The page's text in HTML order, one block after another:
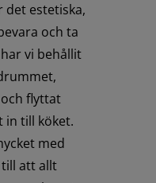
det estetiska,
och ta
vi behållit
flyttat
in till köket.
med
att allt